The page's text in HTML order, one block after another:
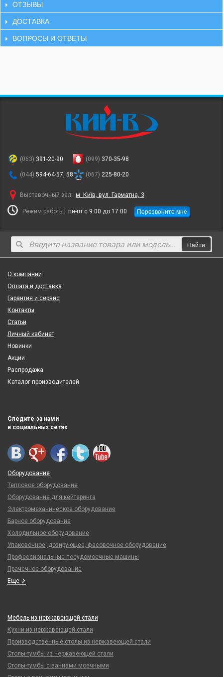
ОТЗЫВЫ
ДОСТАВКА
ВОПРОСЫ И ОТВЕТЫ
(063) 391-20-90
(044) 594-64-57, 58
(099) 370-35-98
(067) 225-80-20
Выставочный зал: м. Київ, вул. Гарматна, 3
Режим работы: пн-пт с 9:00 до 17:00 Перезвоните мне
Найти
О компании
Оплата и доставка
Гарантия и сервис
Контакты
Статьи
Личный кабинет
Новинки
Акции
Распродажа
Каталог производителей
Следите за нами
в социальных сетях
Оборудование
Тепловое оборудование
Оборудование для кейтеринга
Электромеханическое оборудование
Барное оборудование
Холодильное оборудование
Упаковочное, дозирующее, фасовочное оборудование
Профессиональные посудомоечные машины
Прачечное оборудование
Еще
Мебель из нержавеющей стали
Кухни из нержавеющей стали
Производственные столы из нержавеющей стали
Столы-тумбы из нержавеющей стали
Столы-тумбы с ваннами моечными